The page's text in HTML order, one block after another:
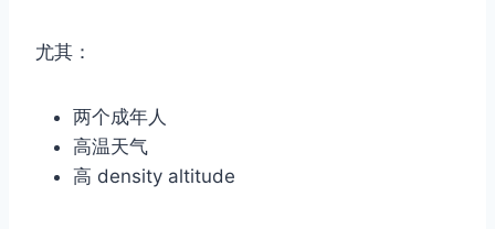
尤其：
两个成年人
高温天气
高 density altitude